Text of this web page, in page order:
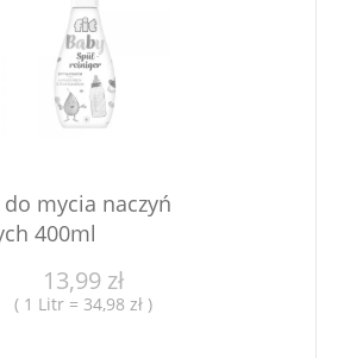
do mycia naczyń
400ml
13,99 zł
( 1 Litr = 34,98 zł )